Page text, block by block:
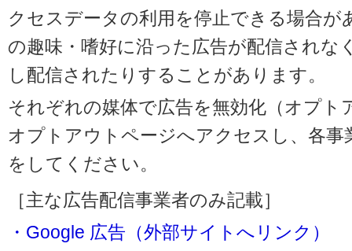
クセスデータの利用を停止できる場合が
の趣味・嗜好に沿った広告が配信されな
し配信されたりすることがあります。
それぞれの媒体で広告を無効化（オプト
オプトアウトページへアクセスし、各
をしてください。
［主な広告配信事業者のみ記載］
・Google 広告（外部サイトへリンク）